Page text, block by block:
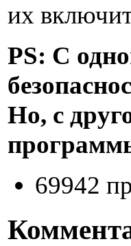
их
PS: C
Но, с
69942